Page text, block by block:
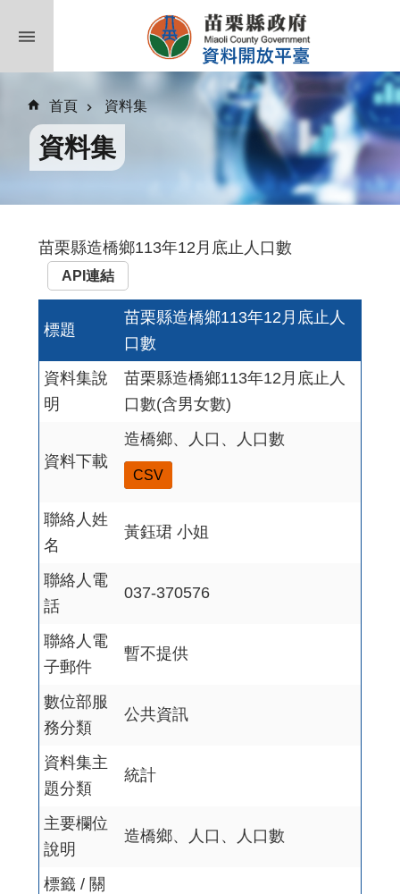
首頁 資料集
資料集
苗栗縣造橋鄉113年12月底止人口數
API連結
標題
苗栗縣造橋鄉113年12月底止人
口數
資料集說
明
苗栗縣造橋鄉113年12月底止人
口數(含男女數)
資料下載
造橋鄉、人口、人口數
CSV
聯絡人姓
名
黃鈺珺 小姐
聯絡人電
話
037-370576
聯絡人電
子郵件
暫不提供
數位部服
務分類
公共資訊
資料集主
題分類
統計
主要欄位
說明
造橋鄉、人口、人口數
標籤 / 關